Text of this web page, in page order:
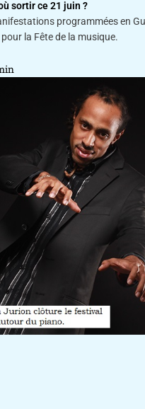
sortir ce 21 juin ?
programmées en
la Fête de la musique.